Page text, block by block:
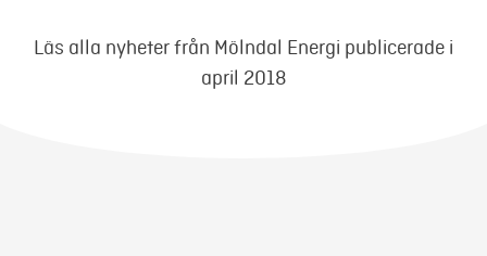
Energitjänster
Läs alla nyheter från Mölndal Energi publicerade i
april 2018